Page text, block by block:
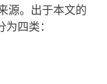
源。出于本文的
四类：